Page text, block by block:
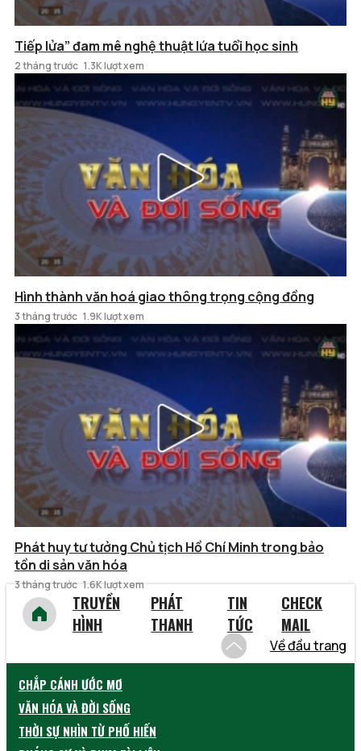
Tiếp lửa” đam mê nghệ thuật lứa tuổi học sinh
2 tháng trước 1.3K lượt xem
Hình thành văn hoá giao thông trọng cộng đồng
3 tháng trước 1.9K lượt xem
Phát huy tư tưởng Chủ tịch Hồ Chí Minh trong bảo
tồn di sản văn hóa
3 tháng trước 1.6K lượt xem
TRUYỀN
HÌNH
PHÁT
THANH
TIN
TỨC
CHECK
MAIL
Về đầu trang
CHẮP CÁNH ƯỚC MƠ
VĂN HÓA VÀ ĐỜI SỐNG
THỜI SỰ NHÌN TỪ PHỐ HIẾN